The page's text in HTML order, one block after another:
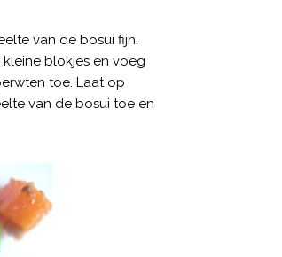
van de bosui fijn.
blokjes en voeg
toe. Laat op
van de bosui toe en